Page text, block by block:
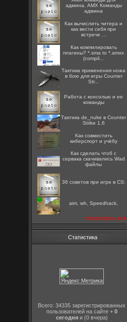
админа, AMX Команды
админа
Как вычислить читера и
как вести себя при
встрече ...
Как компилировать
плагины? *.sma to *.amxx
(compil...
Тактика применения ножа
в бою для игры Counter
Str...
Работа с консолью и ее
команды
Тактика de_nuke в Counter
Strike 1.6
Как совместить
киберспорт и учёбу
Как сделать чтоб с
сервака скачивались Wad
файлы
36 советов при игре в CS:
aim, wh, Speedhack,
посмотреть все
Статистика
Всего: 34335 зарегистрированных
пользователей на сайте + 0
сегодняи (0 вчера)